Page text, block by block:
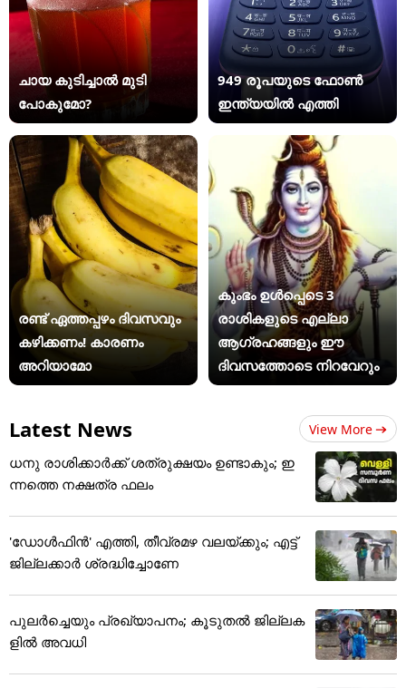
ചായ കുടിച്ചാൽ മുടി
പോകുമോ?
949 രൂപയുടെ ഫോൺ
ഇന്ത്യയിൽ എത്തി
രണ്ട് ഏത്തപ്പഴം ദിവസവും
കഴിക്കണം! കാരണം
അറിയാമോ
കുംഭം ഉൾപ്പെടെ 3
രാശികളുടെ എല്ലാ
ആഗ്രഹങ്ങളും ഈ
ദിവസത്തോടെ നിറവേറും
Latest News View More
ധനു രാശിക്കാർക്ക് ശത്രുക്ഷയം ഉണ്ടാകും; ഇ
ന്നത്തെ നക്ഷത്ര ഫലം
'ഡോൾഫിൻ' എത്തി, തീവ്രമഴ വലയ്ക്കും; എട്ട്
ജില്ലക്കാർ ശ്രദ്ധിച്ചോണേ
പുലര്‍ച്ചെയും പ്രഖ്യാപനം; കൂടുതല്‍ ജില്ലക
ളില്‍ അവധി